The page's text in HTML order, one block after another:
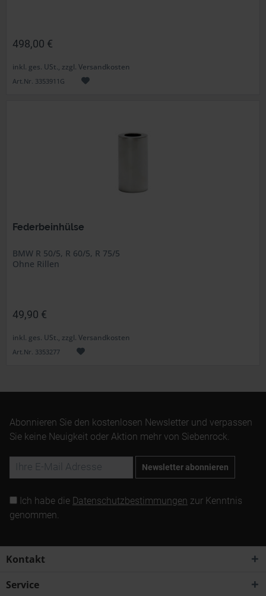
498,00 €
inkl. ges. USt., zzgl. Versandkosten
Art.Nr. 3353911G
Federbeinhülse
BMW R 50/5, R 60/5, R 75/5
Ohne Rillen
49,90 €
inkl. ges. USt., zzgl. Versandkosten
Art.Nr. 3353277
Abonnieren Sie den kostenlosen Newsletter und verpassen
Sie keine Neuigkeit oder Aktion mehr von Siebenrock.
Newsletter abonnieren
Ich habe die Datenschutzbestimmungen zur Kenntnis
genommen.
Kontakt
Service